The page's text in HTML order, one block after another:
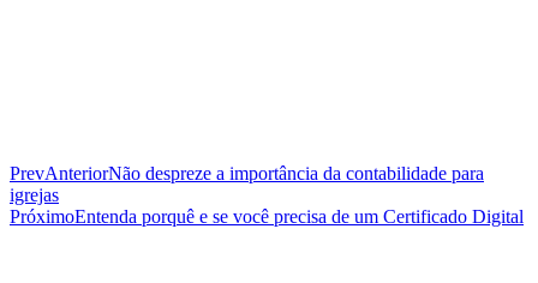
PrevAnteriorNão despreze a importância da contabilidade para
igrejas
PróximoEntenda porquê e se você precisa de um Certificado Digital